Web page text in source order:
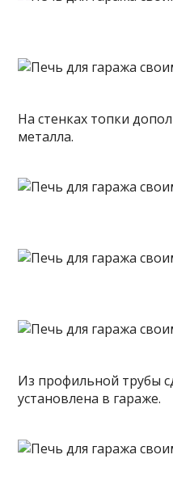
На стенках топки
металла.
Из профильной трубы
установлена в гараже.